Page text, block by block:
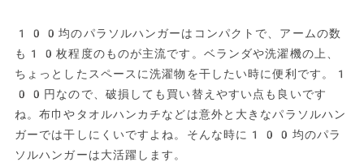
100均のパラソルハンガーはコンパクトで、アームの数
も10枚程度のものが主流です。ベランダや洗濯機の上、
ちょっとしたスペースに洗濯物を干したい時に便利です。1
00円なので、破損しても買い替えやすい点も良いです
ね。布巾やタオルハンカチなどは意外と大きなパラソルハン
ガーでは干しにくいですよね。そんな時に100均のパラ
ソルハンガーは大活躍します。